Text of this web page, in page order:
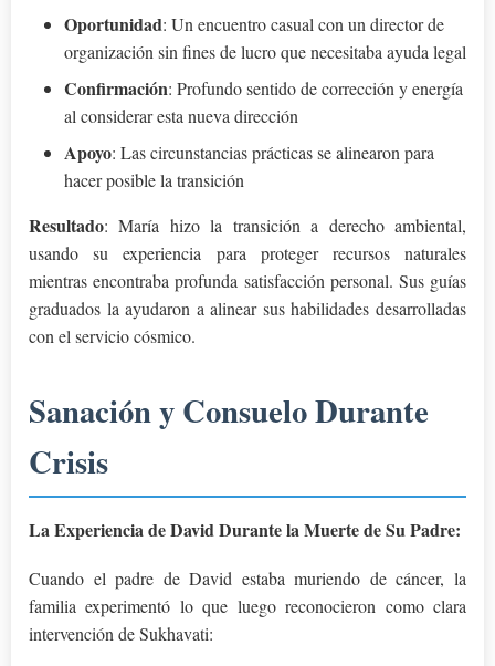
Oportunidad: Un encuentro casual con un director de
organización sin fines de lucro que necesitaba ayuda legal
Confirmación: Profundo sentido de corrección y energía
al considerar esta nueva dirección
Apoyo: Las circunstancias prácticas se alinearon para
hacer posible la transición
Resultado: María hizo la transición a derecho ambiental,
usando su experiencia para proteger recursos naturales
mientras encontraba profunda satisfacción personal. Sus guías
graduados la ayudaron a alinear sus habilidades desarrolladas
con el servicio cósmico.
Sanación y Consuelo Durante
Crisis
La Experiencia de David Durante la Muerte de Su Padre:
Cuando el padre de David estaba muriendo de cáncer, la
familia experimentó lo que luego reconocieron como clara
intervención de Sukhavati: